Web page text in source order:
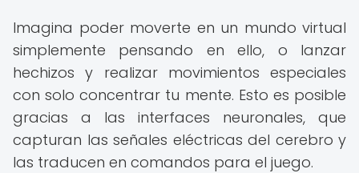
Imagina poder moverte en un mundo virtual
simplemente pensando en ello, o lanzar
hechizos y realizar movimientos especiales
con solo concentrar tu mente. Esto es posible
gracias a las interfaces neuronales, que
capturan las señales eléctricas del cerebro y
las traducen en comandos para el juego.